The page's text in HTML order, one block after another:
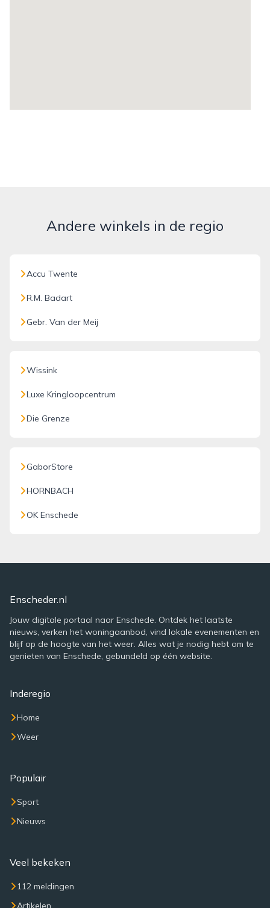
Andere winkels in de regio
Accu Twente
R.M. Badart
Gebr. Van der Meij
Wissink
Luxe Kringloopcentrum
Die Grenze
GaborStore
HORNBACH
OK Enschede
Enscheder.nl
Jouw digitale portaal naar Enschede. Ontdek het laatste
nieuws, verken het woningaanbod, vind lokale evenementen en
blijf op de hoogte van het weer. Alles wat je nodig hebt om te
genieten van Enschede, gebundeld op één website.
Inderegio
Home
Weer
Populair
Sport
Nieuws
Veel bekeken
112 meldingen
Artikelen